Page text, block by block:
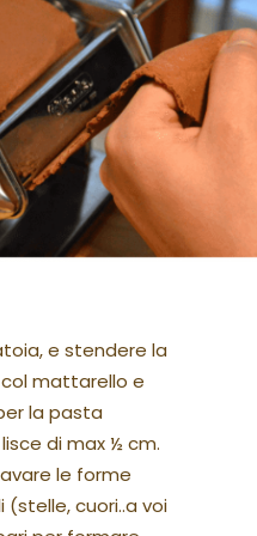
e stendere la
mattarello e
la pasta
di max ½ cm.
le forme
(stelle, cuori..a voi